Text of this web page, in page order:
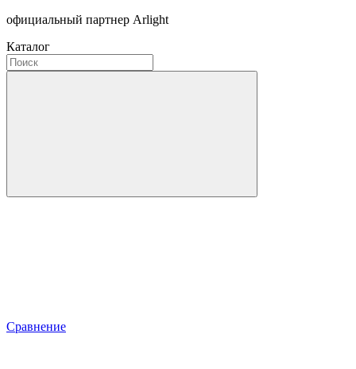
официальный партнер Arlight
Каталог
Сравнение